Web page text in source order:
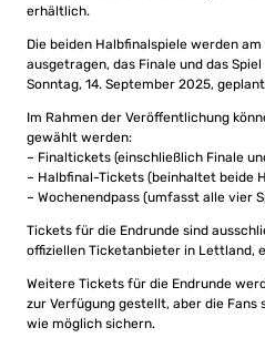
erhältlich.
Die beiden Halbfinalspiele werden
ausgetragen, das Finale und das
Sonntag, 14. September 2025,
Im Rahmen der Veröffentlichung
gewählt werden:
– Finaltickets (einschließlich Finale
– Halbfinal-Tickets (beinhaltet beide
– Wochenendpass (umfasst alle vier
Tickets für die Endrunde sind
offiziellen Ticketanbieter in Lettland,
Weitere Tickets für die Endrunde
zur Verfügung gestellt, aber die Fans
wie möglich sichern.